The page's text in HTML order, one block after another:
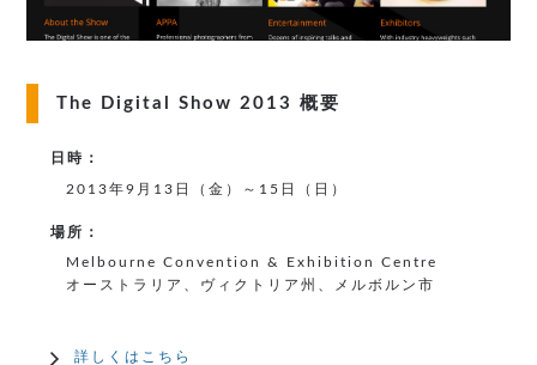
The Digital Show 2013 概要
日時：
2013年9月13日（金）～15日（日）
場所：
Melbourne Convention & Exhibition Centre
オーストラリア、ヴィクトリア州、メルボルン市
詳しくはこちら